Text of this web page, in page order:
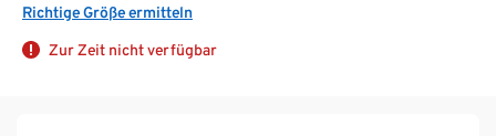
Richtige Größe ermitteln
Zur Zeit nicht verfügbar